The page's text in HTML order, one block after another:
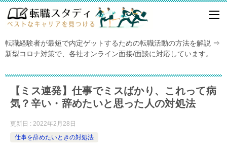
転職経験者が最短で内定ゲットするための転職活動の方法を解説 ⇒
新型コロナ対策で、各社オンライン面接/面談に対応しています。
【ミス連発】仕事でミスばかり、これって病
気？辛い・辞めたいと思った人の対処法
更新日 : 2022年2月28日
仕事を辞めたいときの対処法